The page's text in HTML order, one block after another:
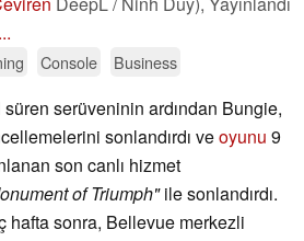
...
Console Business
süren serüveninin ardından Bungie,
sonlandırdı veoyunu 9
son canlı hizmet
of Triumph"ile sonlandırdı.
hafta sonra, Bellevue merkezli